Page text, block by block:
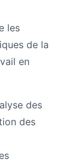
les
de la
en
des
des